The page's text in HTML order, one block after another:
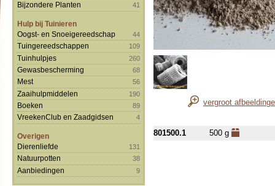
Bijzondere Planten 41
Hulp bij Tuinieren
Oogst- en Snoeigereedschap
44
Tuingereedschappen 109
Tuinhulpjes 260
Gewasbescherming 68
Mest 56
Zaaihulpmiddelen 190
Boeken 89
VreekenClub en Zaadgidsen 4
Overigen
Dierenliefde
131
Natuurpotten 38
Aanbiedingen 9
vergroot
801500.1 500 g